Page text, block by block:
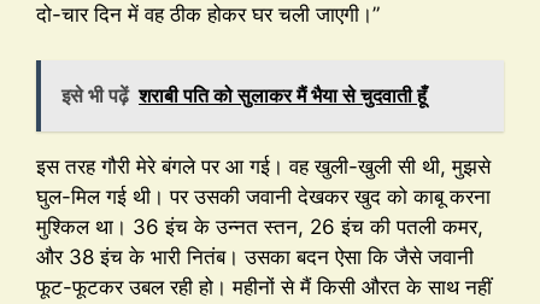
दो-चार दिन में वह ठीक होकर घर चली जाएगी।”
इसे भी पढ़ें शराबी पति को सुलाकर मैं भैया से चुदवाती हूँ
इस तरह गौरी मेरे बंगले पर आ गई। वह खुली-खुली सी थी, मुझसे
घुल-मिल गई थी। पर उसकी जवानी देखकर खुद को काबू करना
मुश्किल था। 36 इंच के उन्नत स्तन, 26 इंच की पतली कमर,
और 38 इंच के भारी नितंब। उसका बदन ऐसा कि जैसे जवानी
फूट-फूटकर उबल रही हो। महीनों से मैं किसी औरत के साथ नहीं